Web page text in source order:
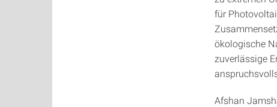
für
ökologische
zuverlässige
Afshan